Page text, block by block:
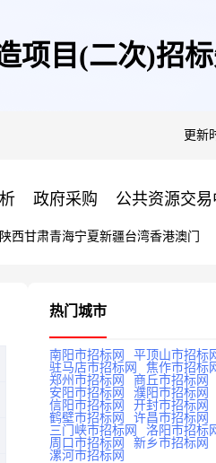
项目(二次)招
更新
政府采购 公共资源交
陕西甘肃青海宁夏新疆台湾香港澳门
热门城市
南阳市招标网
平顶山市招标
驻马店市招标网
焦作市招标
郑州市招标网
商丘市招标网
安阳市招标网
濮阳市招标网
信阳市招标网
开封市招标网
鹤壁市招标网
许昌市招标网
三门峡市招标网
洛阳市招标
周口市招标网
新乡市招标网
漯河市招标网